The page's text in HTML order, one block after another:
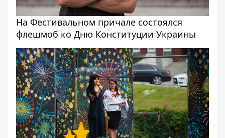
На Фестивальном причале состоялся
флешмоб ко Дню Конституции Украины